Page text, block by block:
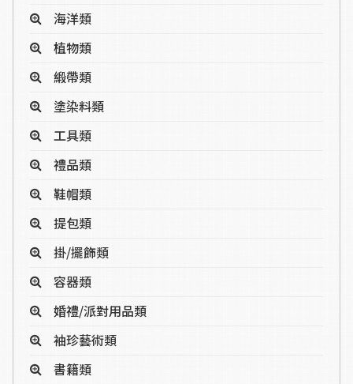
海洋類
植物類
緞帶類
塗染料類
工具類
禮品類
鞋帽類
提包類
掛/擺飾類
容器類
婚禮/派對用品類
袖珍藝術類
書籍類